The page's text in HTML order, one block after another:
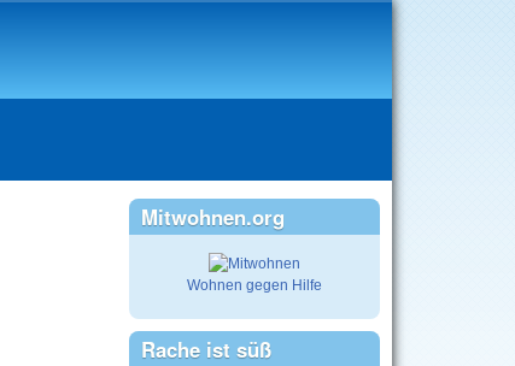
Mitwohnen.org
Wohnen gegen Hilfe
Rache ist süß